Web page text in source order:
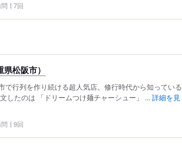
7回
松阪市）
で行列を作り続ける超人気店。修行時代から知っている
したのは 「ドリームつけ麺チャーシュー」 ... 詳細を見
9回